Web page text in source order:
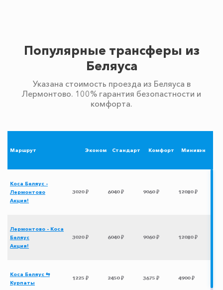
Популярные трансферы из
Беляуса
Указана стоимость проезда из Беляуса в
Лермонтово. 100% гарантия безопастности и
комфорта.
Маршрут Эконом Стандарт Комфорт Минивэн
Коса Беляус -
Лермонтово
Акция!
3020 ₽ 6040 ₽ 9060 ₽ 12080 ₽
Лермонтово - Коса
Беляус
Акция!
3020 ₽ 6040 ₽ 9060 ₽ 12080 ₽
Коса Беляус ⇆
Курпаты
1225 ₽ 2450 ₽ 3675 ₽ 4900 ₽